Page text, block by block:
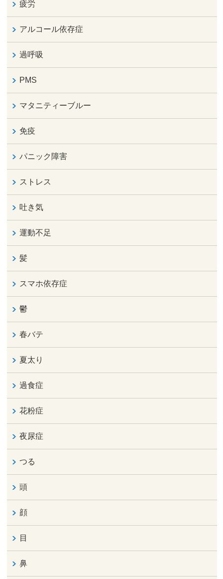
疲労
アルコール依存症
過呼吸
PMS
マタニティーブルー
免疫
パニック障害
ストレス
吐き気
運動不足
髪
スマホ依存症
鬱
春バテ
夏太り
過食症
花粉症
夜尿症
つる
頭
顔
目
鼻